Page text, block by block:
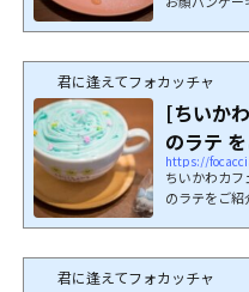
君に逢えてフォカッチャ
[ちいか
のラテ
https://
ちいかわカ
のラテをご
君に逢えてフォカッチャ